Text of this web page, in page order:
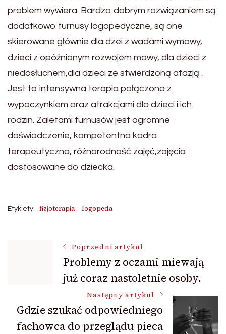
problem wywiera. Bardzo dobrym rozwiązaniem są
dodatkowo turnusy logopedyczne, są one
skierowane głównie dla dzei z wadami wymowy,
dzieci z opóźnionym rozwojem mowy, dla dzieci z
niedosłuchem,dla dzieci ze stwierdzoną afazją .
Jest to intensywna terapia połączona z
wypoczynkiem oraz atrakcjami dla dzieci i ich
rodzin. Zaletami turnusów jest ogromne
doświadczenie, kompetentna kadra
terapeutyczna, różnorodność zajęć,zajęcia
dostosowane do dziecka.
Etykiety: fizjoterapia logopeda
Nawigacja
wpisu
Poprzedni artykuł
Problemy z oczami miewają
już coraz nastoletnie osoby.
Następny artykuł
Gdzie szukać odpowiedniego
fachowca do przeglądu pieca